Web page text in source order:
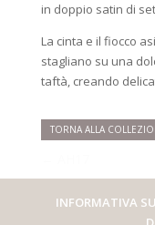
in doppio satin di
La cinta e il fiocco
stagliano su una
taftà, creando
TORNA ALLA
INFORMATIVA